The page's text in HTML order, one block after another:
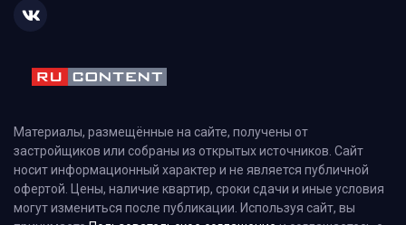
Материалы, размещённые на сайте, получены от
застройщиков или собраны из открытых источников. Сайт
носит информационный характер и не является публичной
офертой. Цены, наличие квартир, сроки сдачи и иные условия
могут измениться после публикации. Используя сайт, вы